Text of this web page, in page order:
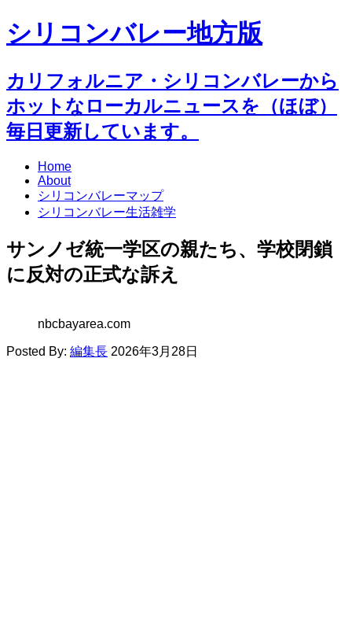
シリコンバレー地方版
カリフォルニア・シリコンバレーから
ホットなローカルニュースを（ほぼ）
毎日更新しています。
Home
About
シリコンバレーマップ
シリコンバレー生活雑学
サンノゼ統一学区の親たち、学校閉鎖
に反対の正式な訴え
nbcbayarea.com
Posted By: 編集長 2026年3月28日